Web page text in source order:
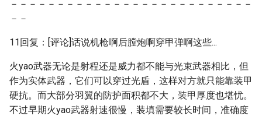
－－－－－－－－－－－－－－－－－－－－－－－－－－
－－
11回复：[评论]话说机枪啊后膛炮啊穿甲弹啊这些...
火yao武器无论是射程还是威力都不能与光束武器相比，但
作为实体武器，它们可以穿过光盾，这样对方就只能靠装甲
硬抗。而大部分羽翼的防护面积都不大，装甲厚度也堪忧。
不过早期火yao武器射速很慢，装填需要较长时间，准确度